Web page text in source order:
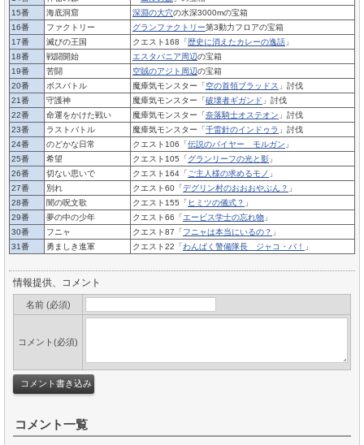
15番
海底洞窟 深淵の大穴の水深3000mの宝箱
16番
ファクトリー グランファクトリー第3動力フロアの宝箱
17番
滅びの王国 クエスト168「 歴史に消えたカレーの逸話 」
18番
戦闘開始 エスタバニア周辺の宝箱
19番
苦闘 空賊のアジト周辺の宝箱
20番
ボスバトル 魔瘴気モンスター「空の首領ブラッドス 」討伐
21番
守護神 魔瘴気モンスター「破壊者ギガンド 」討伐
22番
命運をかけた戦い 魔瘴気モンスター「奈落騎士オステオン 」討伐
23番
ラストバトル 魔瘴気モンスター「千雷針のインドゥラ 」討伐
24番
のどかな日常 クエスト106「伝説のバイヤー モルガン 」
25番
希望 クエスト105「グランリーフの光と影 」
26番
切ない思いで クエスト164「 ご主人様の求めるモノ 」
27番
別れ クエスト60「デグリン村のおおおやぶん？ 」
28番
闇の呪文歌 クエスト155「 ヒミツの儀式？ 」
29番
夢の中の少年 クエスト66「エービス学士の忘れ物 」
30番
フニャ クエスト87「フニャは本当にいるの？ 」
31番
勇ましき進軍 クエスト22「わんぱく警備隊長 ジャコ・バ！ 」
情報提供、コメント
名前 (必須)
コメント(必須)
コメント一覧